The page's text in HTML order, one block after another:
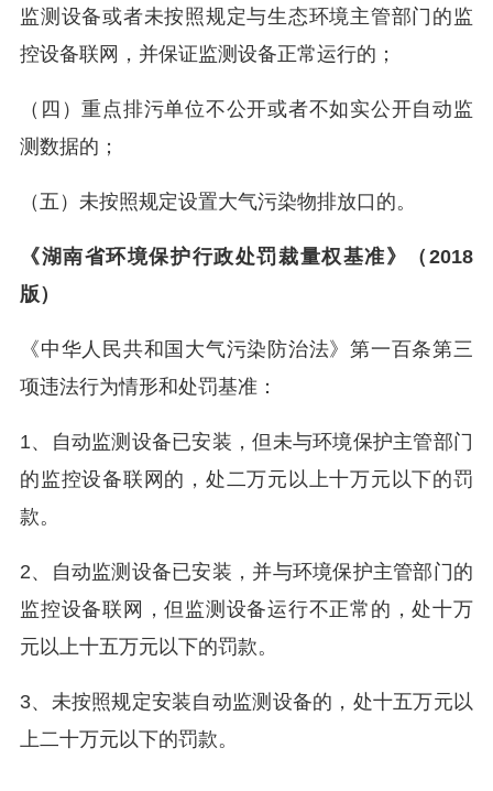
监测设备或者未按照规定与生态环境主管部门的监
控设备联网，并保证监测设备正常运行的；
（四）重点排污单位不公开或者不如实公开自动监
测数据的；
（五）未按照规定设置大气污染物排放口的。
《湖南省环境保护行政处罚裁量权基准》（2018
版）
《中华人民共和国大气污染防治法》第一百条第三
项违法行为情形和处罚基准：
1、自动监测设备已安装，但未与环境保护主管部门
的监控设备联网的，处二万元以上十万元以下的罚
款。
2、自动监测设备已安装，并与环境保护主管部门的
监控设备联网，但监测设备运行不正常的，处十万
元以上十五万元以下的罚款。
3、未按照规定安装自动监测设备的，处十五万元以
上二十万元以下的罚款。